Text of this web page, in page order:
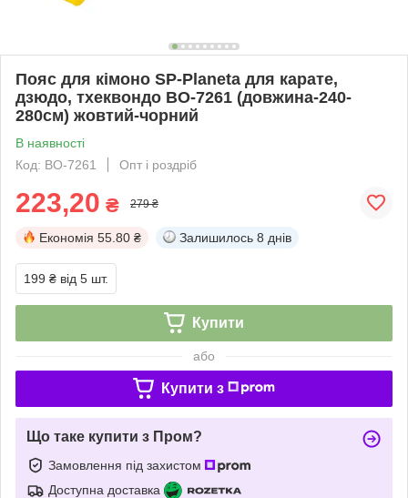
Пояс для кімоно SP-Planeta для карате,
дзюдо, тхеквондо BO-7261 (довжина-240-
280см) жовтий-чорний
В наявності
Код: BO-7261
Опт і роздріб
223,20 ₴ 279 ₴
Економія 55.80 ₴ Залишилось 8 днів
199 ₴ від 5 шт.
Купити
або
Купити з
Що таке купити з Пром?
Замовлення під захистом
Доступна доставка